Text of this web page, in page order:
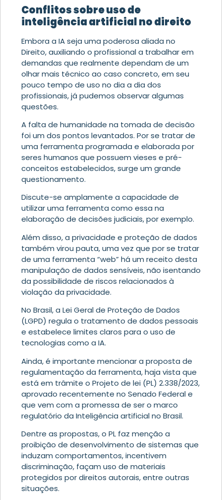
Conflitos sobre uso de
inteligência artificial no direito
Embora a IA seja uma poderosa aliada no
Direito, auxiliando o profissional a trabalhar em
demandas que realmente dependam de um
olhar mais técnico ao caso concreto, em seu
pouco tempo de uso no dia a dia dos
profissionais, já pudemos observar algumas
questões.
A falta de humanidade na tomada de decisão
foi um dos pontos levantados. Por se tratar de
uma ferramenta programada e elaborada por
seres humanos que possuem vieses e pré-
conceitos estabelecidos, surge um grande
questionamento.
Discute-se amplamente a capacidade de
utilizar uma ferramenta como essa na
elaboração de decisões judiciais, por exemplo.
Além disso, a privacidade e proteção de dados
também virou pauta, uma vez que por se tratar
de uma ferramenta “web” há um receito desta
manipulação de dados sensíveis, não isentando
da possibilidade de riscos relacionados à
violação da privacidade.
No Brasil, a Lei Geral de Proteção de Dados
(LGPD) regula o tratamento de dados pessoais
e estabelece limites claros para o uso de
tecnologias como a IA.
Ainda, é importante mencionar a proposta de
regulamentação da ferramenta, haja vista que
está em trâmite o Projeto de lei (PL) 2.338/2023,
aprovado recentemente no Senado Federal e
que vem com a promessa de ser o marco
regulatório da Inteligência artificial no Brasil.
Dentre as propostas, o PL faz menção a
proibição de desenvolvimento de sistemas que
induzam comportamentos, incentivem
discriminação, façam uso de materiais
protegidos por direitos autorais, entre outras
situações.